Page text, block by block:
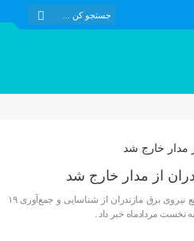
محمودآباد آنلاین : مدیرعامل شرکت توزیع نیروی برق مازندران از شناسایی و جمع‌آوری ۱۹
نخست مردادماه خبر داد .